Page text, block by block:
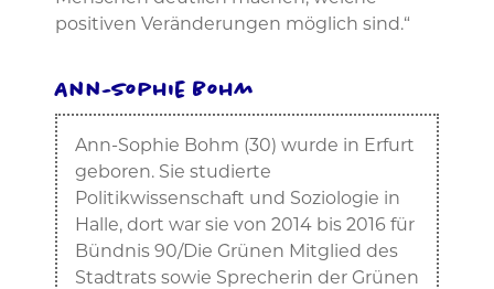
positiven Veränderungen möglich sind.“
Ann-Sophie Bohm
Ann-Sophie Bohm (30) wurde in Erfurt
geboren. Sie studierte
Politikwissenschaft und Soziologie in
Halle, dort war sie von 2014 bis 2016 für
Bündnis 90/Die Grünen Mitglied des
Stadtrats sowie Sprecherin der Grünen